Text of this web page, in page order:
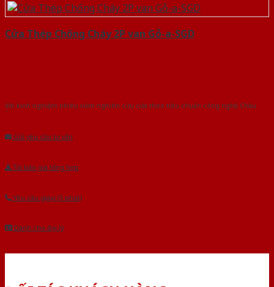
Cửa Thép Chống Cháy 2P van Gỗ-a-SGD
Với kinh nghiệm nhiêu năm nghiên cứu cửa theo tiêu chuẩn công nghệ Châu
Gửi yêu cầu tư vấn
Tải báo giá tổng hợp
Yêu cầu gọi lại (3 phút)
Dành cho đại lý